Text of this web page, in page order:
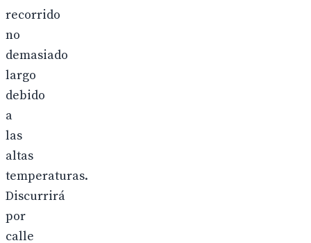
recorrido
no
demasiado
largo
debido
a
las
altas
temperaturas.
Discurrirá
por
calle